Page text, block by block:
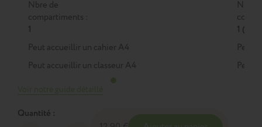
Nbre de
compartiments :
1
Peut accueillir un cahier A4
Peut accueillir un classeur A4
Nbre
1 (M)
Peut
Peut
Quantité :